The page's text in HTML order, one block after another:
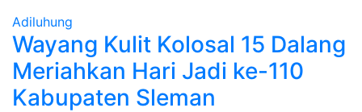
Adiluhung
Wayang Kulit Kolosal 15 Dalang
Meriahkan Hari Jadi ke-110
Kabupaten Sleman